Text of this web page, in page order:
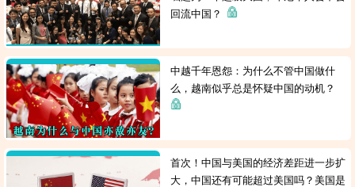
回流中国？
中越千年恩怨：为什么不管中国做什
么，越南似乎总是怀疑中国的动机？
首次！中国与美国的经济差距进一步扩
大，中国还有可能超过美国吗？美国是